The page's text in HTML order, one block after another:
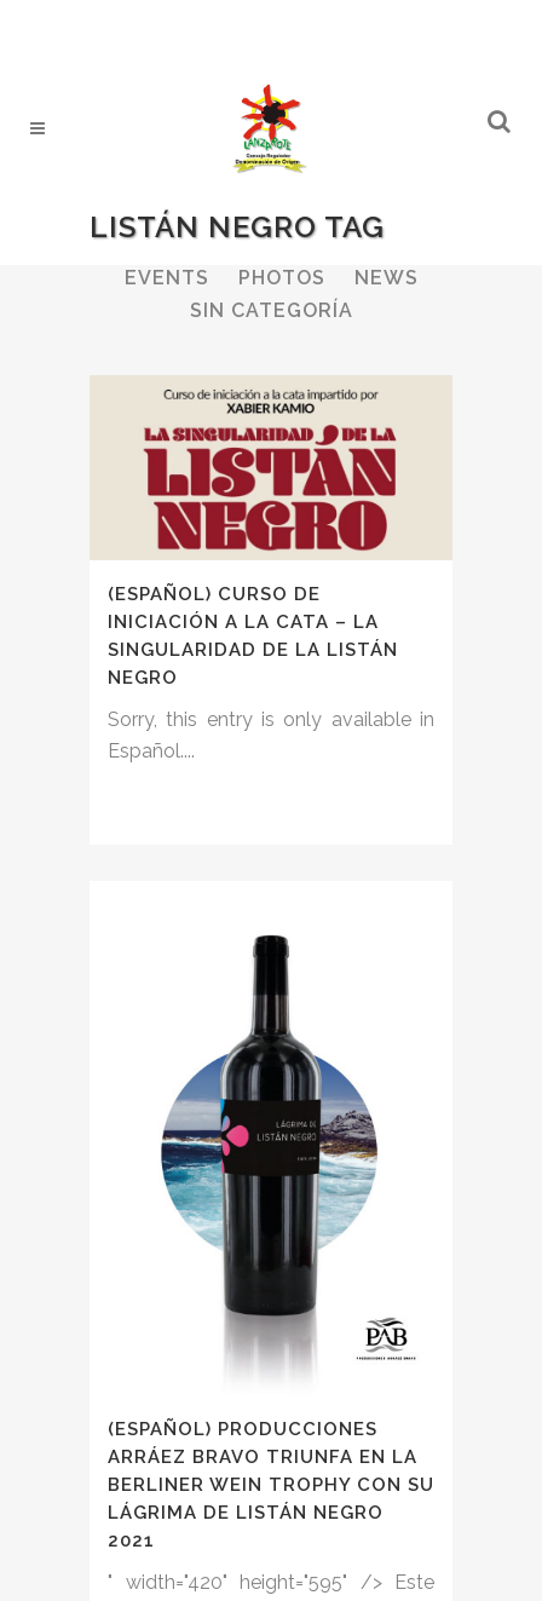
LISTÁN NEGRO TAG
ALL WINERIES
BULLETIN
EVENTS
PHOTOS
NEWS
SIN CATEGORÍA
(ESPAÑOL) CURSO DE
INICIACIÓN A LA CATA – LA
SINGULARIDAD DE LA LISTÁN
NEGRO
Sorry, this entry is only available in
Español....
(ESPAÑOL) PRODUCCIONES
ARRÁEZ BRAVO TRIUNFA EN LA
BERLINER WEIN TROPHY CON SU
LÁGRIMA DE LISTÁN NEGRO
2021
" width="420" height="595" /> Este